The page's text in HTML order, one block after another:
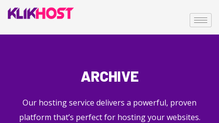
ARCHIVE
Our hosting service delivers a powerful, proven
platform that’s perfect for hosting your websites.